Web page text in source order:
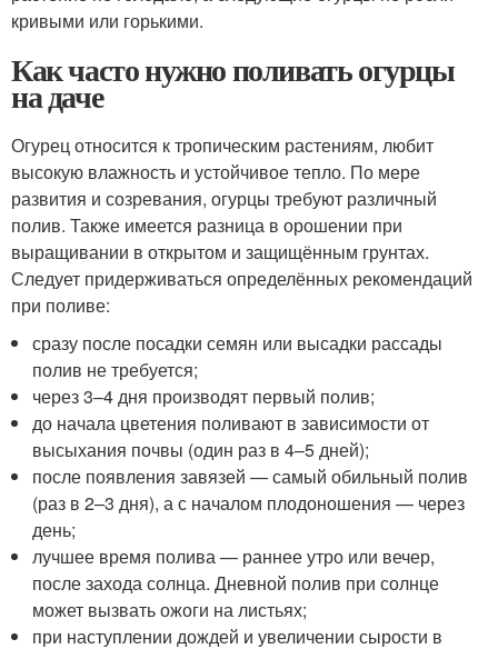
кривыми или горькими.
Как часто нужно поливать огурцы
на даче
Огурец относится к тропическим растениям, любит
высокую влажность и устойчивое тепло. По мере
развития и созревания, огурцы требуют различный
полив. Также имеется разница в орошении при
выращивании в открытом и защищённым грунтах.
Следует придерживаться определённых рекомендаций
при поливе:
сразу после посадки семян или высадки рассады
полив не требуется;
через 3–4 дня производят первый полив;
до начала цветения поливают в зависимости от
высыхания почвы (один раз в 4–5 дней);
после появления завязей — самый обильный полив
(раз в 2–3 дня), а с началом плодоношения — через
день;
лучшее время полива — раннее утро или вечер,
после захода солнца. Дневной полив при солнце
может вызвать ожоги на листьях;
при наступлении дождей и увеличении сырости в